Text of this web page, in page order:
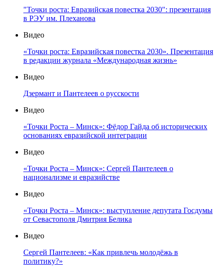
"Точки роста: Евразийская повестка 2030": презентация
в РЭУ им. Плеханова
Видео
«Точки роста: Евразийская повестка 2030». Презентация
в редакции журнала «Международная жизнь»
Видео
Дзермант и Пантелеев о русскости
Видео
«Точки Роста – Минск»: Фёдор Гайда об исторических
основаниях евразийской интеграции
Видео
«Точки Роста – Минск»: Сергей Пантелеев о
национализме и евразийстве
Видео
«Точки Роста – Минск»: выступление депутата Госдумы
от Севастополя Дмитрия Белика
Видео
Сергей Пантелеев: «Как привлечь молодёжь в
политику?»